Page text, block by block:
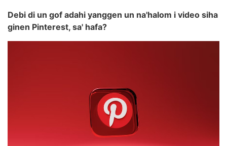
Debi di un gof adahi yanggen un na'halom i video siha
ginen Pinterest, sa' hafa?